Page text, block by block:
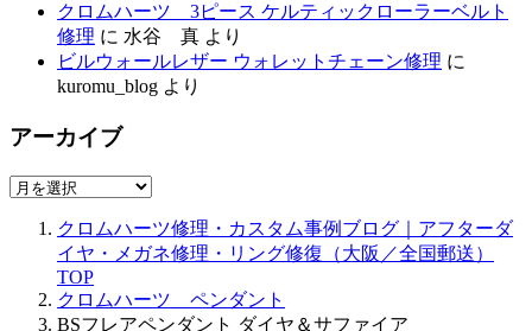
クロムハーツ 3ピース ケルティックローラーベルト
修理 に 水谷 真 より
ビルウォールレザー ウォレットチェーン修理 に
kuromu_blog より
アーカイブ
ア
クロムハーツ修理・カスタム事例ブログ｜アフターダ
イヤ・メガネ修理・リング修復（大阪／全国郵送）
TOP
クロムハーツ ペンダント
BSフレアペンダント ダイヤ＆サファイア